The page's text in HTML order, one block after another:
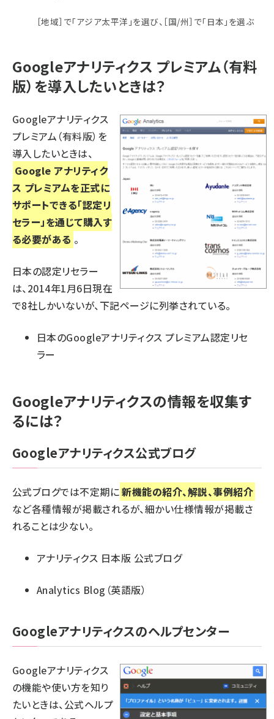
［地域］で「アジア太平洋」を選び、［国/州］で「日本」を選ぶ
Googleアナリティクス プレミアム（有料
版）を導入したいときは？
Googleアナリティクス
プレミアム（有料版）を
導入したいときは、
Google アナリティク
ス プレミアムを正式に
サポートできる「認定リ
セラー」を通じて購入す
る必要がある 。
日本の認定リセラー
は、2014年1月6日現在
で8社しかいないが、下記ページに列挙されている。
日本のGoogleアナリティクス プレミアム認定リセ
ラー
Googleアナリティクスの情報を収集す
るには？
Googleアナリティクス公式ブログ
公式ブログでは不定期に新機能の紹介、解説、事例紹介
など各種情報が掲載されるが、細かい仕様情報が掲載さ
れることは少ない。
アナリティクス 日本版 公式ブログ
Analytics Blog（英語版）
Googleアナリティクスのヘルプセンター
Googleアナリティクス
の機能や使い方を知り
たいときは、公式ヘルプ